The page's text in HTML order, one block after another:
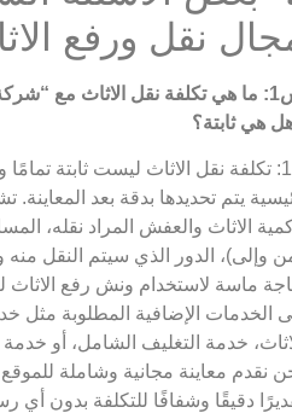
نقل ورفع
نقل اثاث عين شمس
هي ثابتة؟
ج1: تكلفة نقل الاثاث ليست ثابتة
يتم تحديدها بدقة بعد
الاثاث والعفش المراد نقله،
وإلى)، الدور الذي سيتم النقل منه
ماسة لاستخدام ونش رفع الاثاث
الخدمات الإضافية المطلوبة مثل
خدمة التغليف الشامل، أو
نقدم معاينة مجانية وشاملة
دقيقًا وشفافًا للتكلفة بدون أي